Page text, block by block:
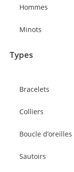
Hommes
Minots
Types
Bracelets
Colliers
Boucle d’oreilles
Sautoirs